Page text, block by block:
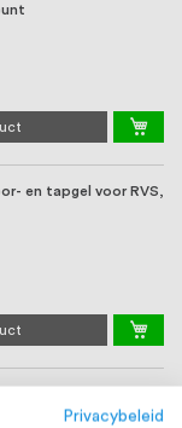
en tapgel voor RVS,
Privacybeleid